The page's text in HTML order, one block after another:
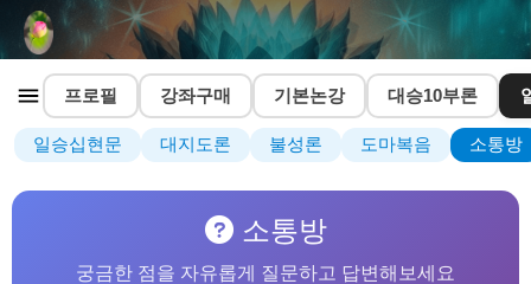
프로필 강좌구매 기본논강 대승10부론
일승십현문 대지도론 불성론 도마복음 소통방
소통방
궁금한 점을 자유롭게 질문하고 답변해보세요